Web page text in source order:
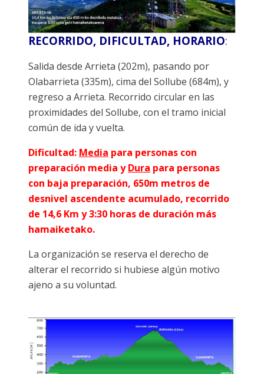
RECORRIDO, DIFICULTAD, HORARIO:
Salida desde Arrieta (202m), pasando por
Olabarrieta (335m), cima del Sollube (684m), y
regreso a Arrieta. Recorrido circular en las
proximidades del Sollube, con el tramo inicial
común de ida y vuelta.
Dificultad: Media para personas con
preparación media yDura para personas
con baja preparación, 650m metros de
desnivel ascendente acumulado, recorrido
de 14,6 Km y 3:30 horas de duración más
hamaiketako.
La organización se reserva el derecho de
alterar el recorrido si hubiese algún motivo
ajeno a su voluntad.